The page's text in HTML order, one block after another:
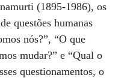
(1895-1986), os
questões humanas
nós?”, “O que
mudar?” e “Qual o
questionamentos, o